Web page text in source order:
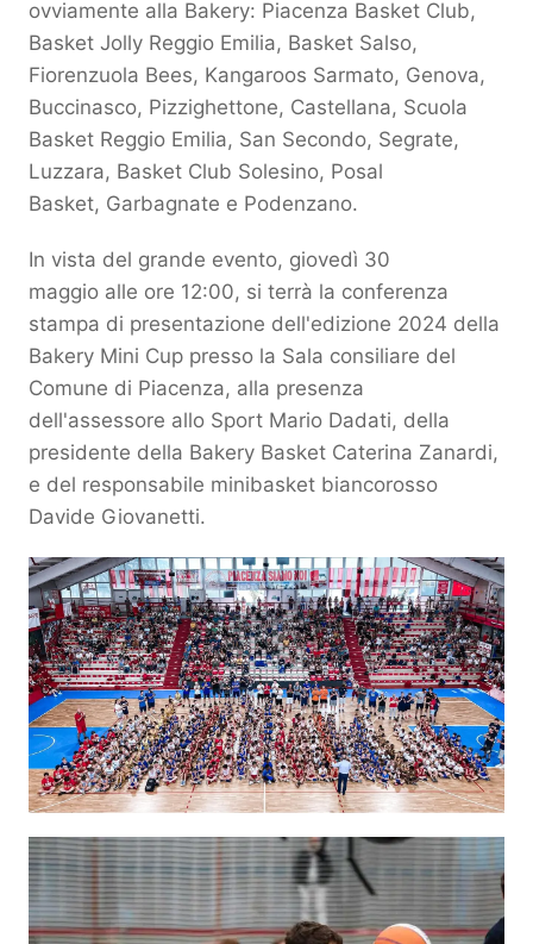
ovviamente alla Bakery: Piacenza Basket Club,
Basket Jolly Reggio Emilia, Basket Salso,
Fiorenzuola Bees, Kangaroos Sarmato, Genova,
Buccinasco, Pizzighettone, Castellana, Scuola
Basket Reggio Emilia, San Secondo, Segrate,
Luzzara, Basket Club Solesino, Posal
Basket, Garbagnate e Podenzano.
In vista del grande evento, giovedì 30
maggio alle ore 12:00, si terrà la conferenza
stampa di presentazione dell'edizione 2024 della
Bakery Mini Cup presso la Sala consiliare del
Comune di Piacenza, alla presenza
dell'assessore allo Sport Mario Dadati, della
presidente della Bakery Basket Caterina Zanardi,
e del responsabile minibasket biancorosso
Davide Giovanetti.